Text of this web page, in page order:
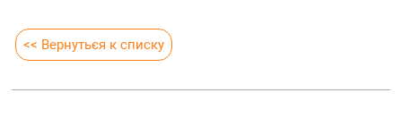
<< Вернуться к списку